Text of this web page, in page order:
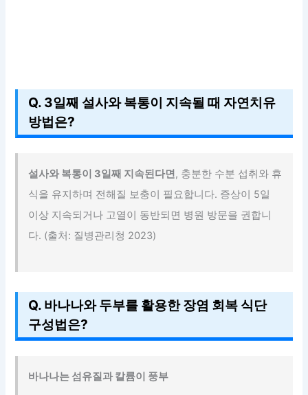
Q. 3일째 설사와 복통이 지속될 때 자연치유
방법은?
설사와 복통이 3일째 지속된다면, 충분한 수분 섭취와 휴
식을 유지하며 전해질 보충이 필요합니다. 증상이 5일
이상 지속되거나 고열이 동반되면 병원 방문을 권합니
다. (출처: 질병관리청 2023)
Q. 바나나와 두부를 활용한 장염 회복 식단
구성법은?
바나나는 섬유질과 칼륨이 풍부